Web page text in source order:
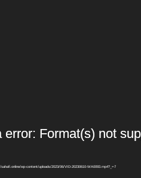
error: Format(s) not
wp-content/uploads/2023/06/VID-20230610-WA0093.mp4?_=7